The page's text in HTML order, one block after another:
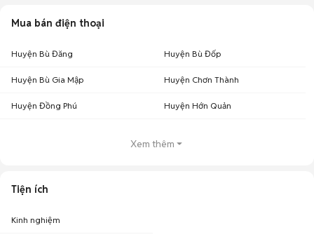
Mua bán điện thoại
Huyện Bù Đăng Huyện Bù Đốp
Huyện Bù Gia Mập Huyện Chơn Thành
Huyện Đồng Phú Huyện Hớn Quản
Xem thêm
Tiện ích
Kinh nghiệm